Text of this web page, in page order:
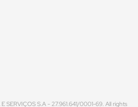
SERVIÇOS S.A - 27.961.641/0001-69. All rights